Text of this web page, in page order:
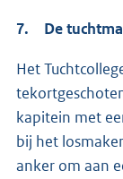
7. De
Het
kapitein met
bij het
anker om aan